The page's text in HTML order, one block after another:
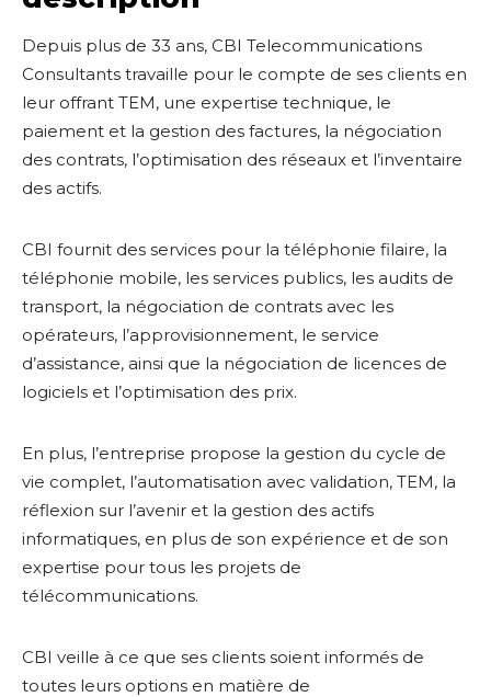
Depuis plus de 33 ans, CBI Telecommunications
Consultants travaille pour le compte de ses clients en
leur offrant TEM, une expertise technique, le
paiement et la gestion des factures, la négociation
des contrats, l’optimisation des réseaux et l’inventaire
des actifs.
CBI fournit des services pour la téléphonie filaire, la
téléphonie mobile, les services publics, les audits de
transport, la négociation de contrats avec les
opérateurs, l’approvisionnement, le service
d’assistance, ainsi que la négociation de licences de
logiciels et l’optimisation des prix.
En plus, l’entreprise propose la gestion du cycle de
vie complet, l’automatisation avec validation, TEM, la
réflexion sur l’avenir et la gestion des actifs
informatiques, en plus de son expérience et de son
expertise pour tous les projets de
télécommunications.
CBI veille à ce que ses clients soient informés de
toutes leurs options en matière de